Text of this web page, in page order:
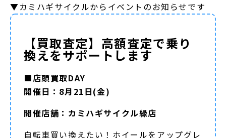
▼カミハギサイクルからイベントのお知らせです
【買取査定】高額査定で乗り
換えをサポートします
■店頭買取DAY
開催日：8月21日(金)
開催店舗：カミハギサイクル緑店
自転車買い換えたい！ホイールをアップグレ